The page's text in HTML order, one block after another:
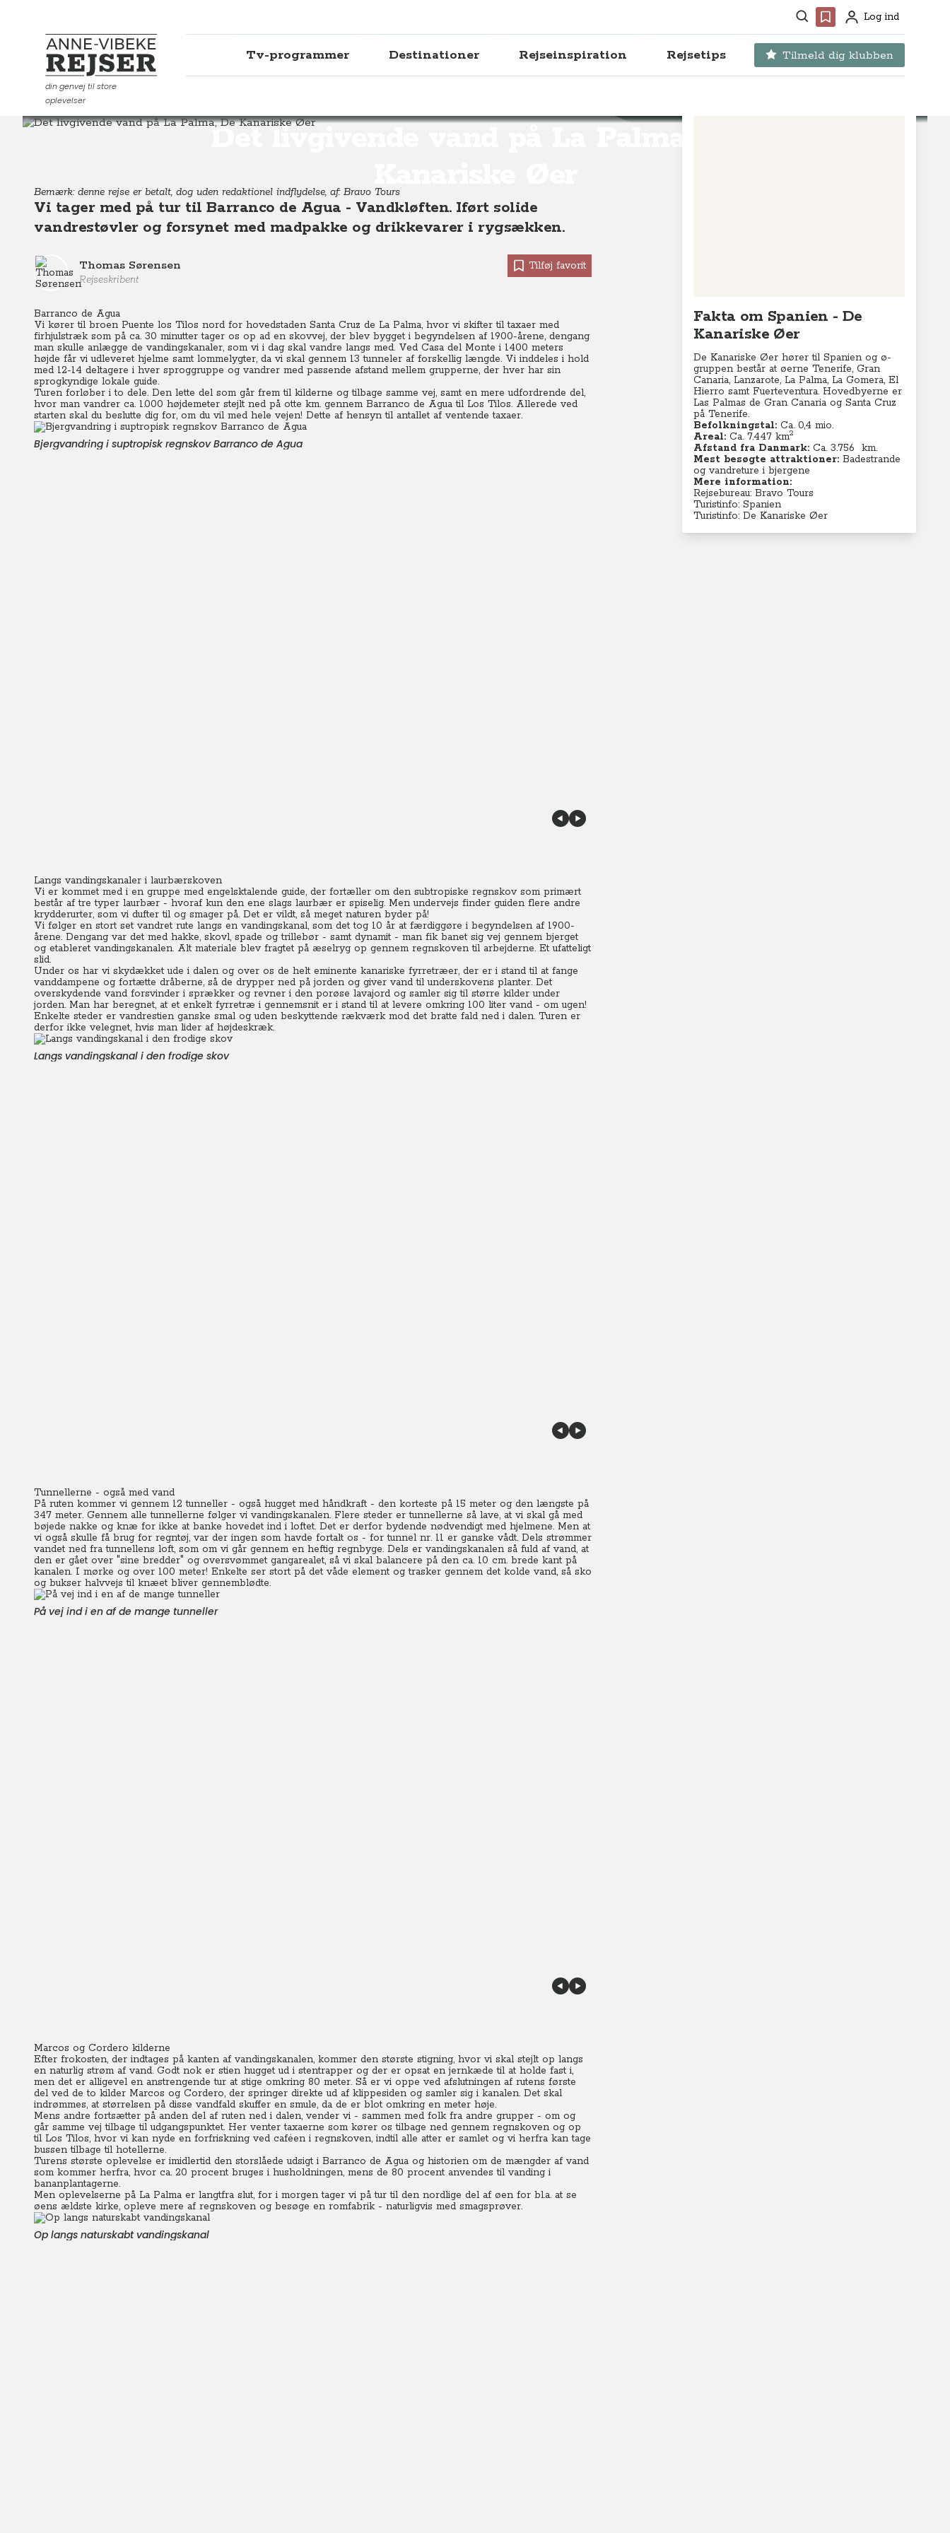
Søg Favoritter
ProfilLog ind
Anne-Vibeke Rejser
din genvej til store
oplevelser
Tv-programmer Destinationer Rejseinspiration Rejsetips Tilmeld dig klubben
Det livgivende vand på La Palma, De
Destinationer
Bemærk: denne rejse er betalt, dog uden redaktionel indflydelse, af: Bravo Tours
Vi tager med på tur til Barranco de Agua - Vandkløften. Iført solide
vandrestøvler og forsynet med madpakke og drikkevarer i rygsækken.
Thomas Sørensen
Rejseskribent
Tilføj favorit
Barranco de Agua
Vi kører til broen Puente los Tilos nord for hovedstaden Santa Cruz de La Palma, hvor vi skifter til taxaer med
firhjulstræk som på ca. 30 minutter tager os op ad en skovvej, der blev bygget i begyndelsen af 1900-årene, dengang
man skulle anlægge de vandingskanaler, som vi i dag skal vandre langs med. Ved Casa del Monte i 1400 meters
højde får vi udleveret hjelme samt lommelygter, da vi skal gennem 13 tunneler af forskellig længde. Vi inddeles i hold
med 12-14 deltagere i hver sproggruppe og vandrer med passende afstand mellem grupperne, der hver har sin
sprogkyndige lokale guide.
Turen forløber i to dele. Den lette del som går frem til kilderne og tilbage samme vej, samt en mere udfordrende del,
hvor man vandrer ca. 1.000 højdemeter stejlt ned på otte km. gennem Barranco de Agua til Los Tilos. Allerede ved
starten skal du beslutte dig for, om du vil med hele vejen! Dette af hensyn til antallet af ventende taxaer.
Bjergvandring i suptropisk regnskov Barranco de Agua
Langs vandingskanaler i laurbærskoven
Vi er kommet med i en gruppe med engelsktalende guide, der fortæller om den subtropiske regnskov som primært
består af tre typer laurbær - hvoraf kun den ene slags laurbær er spiselig. Men undervejs finder guiden flere andre
krydderurter, som vi dufter til og smager på. Det er vildt, så meget naturen byder på!
Vi følger en stort set vandret rute langs en vandingskanal, som det tog 10 år at færdiggøre i begyndelsen af 1900-
årene. Dengang var det med hakke, skovl, spade og trillebør - samt dynamit - man fik banet sig vej gennem bjerget
og etableret vandingskanalen. Alt materiale blev fragtet på æselryg op gennem regnskoven til arbejderne. Et ufatteligt
slid.
Under os har vi skydækket ude i dalen og over os de helt eminente kanariske fyrretræer, der er i stand til at fange
vanddampene og fortætte dråberne, så de drypper ned på jorden og giver vand til underskovens planter. Det
overskydende vand forsvinder i sprækker og revner i den porøse lavajord og samler sig til større kilder under
jorden. Man har beregnet, at et enkelt fyrretræ i gennemsnit er i stand til at levere omkring 100 liter vand - om ugen!
Enkelte steder er vandrestien ganske smal og uden beskyttende rækværk mod det bratte fald ned i dalen. Turen er
derfor ikke velegnet, hvis man lider af højdeskræk.
Langs vandingskanal i den frodige skov
Tunnellerne - også med vand
På ruten kommer vi gennem 12 tunneller - også hugget med håndkraft - den korteste på 15 meter og den længste på
347 meter. Gennem alle tunnellerne følger vi vandingskanalen. Flere steder er tunnellerne så lave, at vi skal gå med
bøjede nakke og knæ for ikke at banke hovedet ind i loftet. Det er derfor bydende nødvendigt med hjelmene. Men at
vi også skulle få brug for regntøj, var der ingen som havde fortalt os - for tunnel nr. 11 er ganske vådt. Dels strømmer
vandet ned fra tunnellens loft, som om vi går gennem en heftig regnbyge. Dels er vandingskanalen så fuld af vand, at
den er gået over "sine bredder" og oversvømmet gangarealet, så vi skal balancere på den ca. 10 cm. brede kant på
kanalen. I mørke og over 100 meter! Enkelte ser stort på det våde element og trasker gennem det kolde vand, så sko
og bukser halvvejs til knæet bliver gennemblødte.
På vej ind i en af de mange tunneller
Marcos og Cordero kilderne
Efter frokosten, der indtages på kanten af vandingskanalen, kommer den største stigning, hvor vi skal stejlt op langs
en naturlig strøm af vand. Godt nok er stien hugget ud i stentrapper og der er opsat en jernkæde til at holde fast i,
men det er alligevel en anstrengende tur at stige omkring 80 meter. Så er vi oppe ved afslutningen af rutens første
del ved de to kilder Marcos og Cordero, der springer direkte ud af klippesiden og samler sig i kanalen. Det skal
indrømmes, at størrelsen på disse vandfald skuffer en smule, da de er blot omkring en meter høje.
Mens andre fortsætter på anden del af ruten ned i dalen, vender vi - sammen med folk fra andre grupper - om og
går samme vej tilbage til udgangspunktet. Her venter taxaerne som kører os tilbage ned gennem regnskoven og op
til Los Tilos, hvor vi kan nyde en forfriskning ved caféen i regnskoven, indtil alle atter er samlet og vi herfra kan tage
bussen tilbage til hotellerne.
Turens største oplevelse er imidlertid den storslåede udsigt i Barranco de Agua og historien om de mængder af vand
som kommer herfra, hvor ca. 20 procent bruges i husholdningen, mens de 80 procent anvendes til vanding i
bananplantagerne.
Men oplevelserne på La Palma er langtfra slut, for i morgen tager vi på tur til den nordlige del af øen for bl.a. at se
øens ældste kirke, opleve mere af regnskoven og besøge en romfabrik - naturligvis med smagsprøver.
Op langs naturskabt vandingskanal
Fakta om Spanien - De
Kanariske Øer
De Kanariske Øer hører til Spanien og ø-
gruppen består at øerne Tenerife, Gran
Canaria, Lanzarote, La Palma, La Gomera, El
Hierro samt Fuerteventura. Hovedbyerne er
Las Palmas de Gran Canaria og Santa Cruz
på Tenerife.
Befolkningstal: Ca. 0,4 mio.
Areal: Ca. 7.447 km2
Afstand fra Danmark: Ca. 3.756 km.
Mest besøgte attraktioner: Badestrande
og vandreture i bjergene
Mere information:
Rejsebureau: Bravo Tours
Turistinfo: Spanien
Turistinfo: De Kanariske Øer